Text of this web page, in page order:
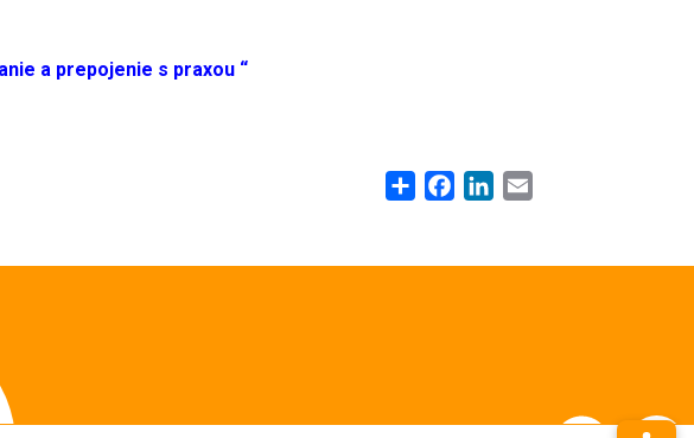
a prepojenie s praxou “
Share FacebookLinkedIn